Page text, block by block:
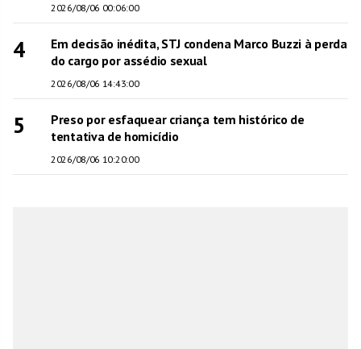
2026/08/06 00:06:00
4
Em decisão inédita, STJ condena Marco Buzzi à perda
do cargo por assédio sexual
2026/08/06 14:43:00
5
Preso por esfaquear criança tem histórico de
tentativa de homicídio
2026/08/06 10:20:00